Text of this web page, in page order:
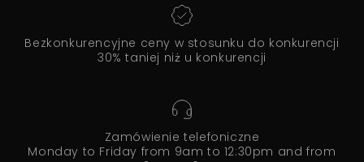
Bezkonkurencyjne ceny w stosunku do konkurencji
30% taniej niż u konkurencji
Zamówienie telefoniczne
Monday to Friday from 9am to 12:30pm and from